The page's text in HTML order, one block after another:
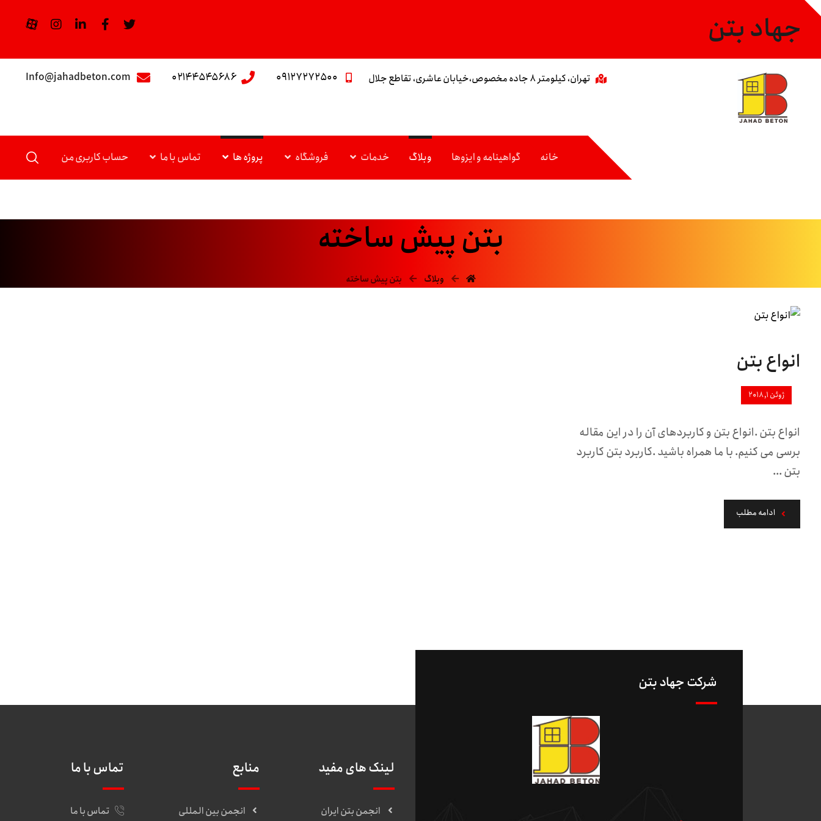
جهاد بتن
Info@jahadbeton.com ۰۲۱۴۴۵۴۵۶۸۶ ۰۹۱۲۷۲۷۲۵۰۰ تهران، کیلومتر ۸ جاده مخصوص،خیابان عاشری، تقاطع جلال
خانه گواهینامه و ایزوها وبلاگ خدمات فروشگاه پروژه ها تماس با ما حساب کاربری من
بتن پیش ساخته
وبلاگ بتن پیش ساخته
انواع بتن
ژوئن ۱, ۲۰۱۸
انواع بتن .انواع بتن و کاربردهای آن را در این مقاله
برسی می کنیم. با ما همراه باشید .کاربرد بتن کاربرد
بتن ...
ادامه مطلب
شرکت جهاد بتن
لینک های مفید
انجمن بتن ایران
منابع
انجمن بین المللی
تماس با ما
تماس با ما